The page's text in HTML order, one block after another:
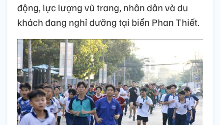
động, lực lượng vũ trang, nhân dân và du
khách đang nghỉ dưỡng tại biển Phan Thiết.